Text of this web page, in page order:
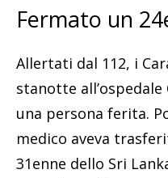
Fermato un
Allertati dal 112, i
stanotte
una persona ferita.
medico aveva
31enne dello Sri